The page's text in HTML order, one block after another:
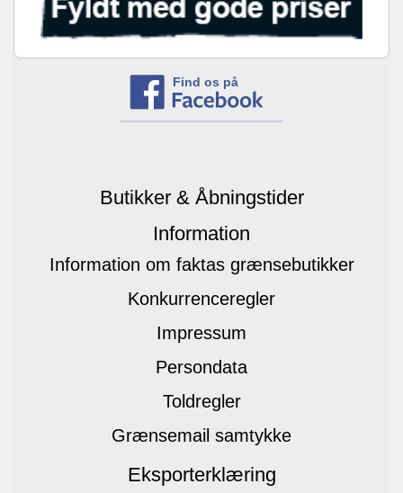
Find os på
Butikker & Åbningstider
Information
Information om faktas grænsebutikker
Konkurrenceregler
Impressum
Persondata
Toldregler
Grænsemail samtykke
Eksporterklæring